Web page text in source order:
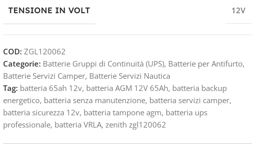
TENSIONE IN VOLT 12V
COD:ZGL120062
Categorie: Batterie Gruppi di Continuità (UPS), Batterie per Antifurto,
Batterie Servizi Camper, Batterie Servizi Nautica
Tag: batteria 65ah 12v, batteria AGM 12V 65Ah, batteria backup
energetico, batteria senza manutenzione, batteria servizi camper,
batteria sicurezza 12v, batteria tampone agm, batteria ups
professionale, batteria VRLA, zenith zgl120062